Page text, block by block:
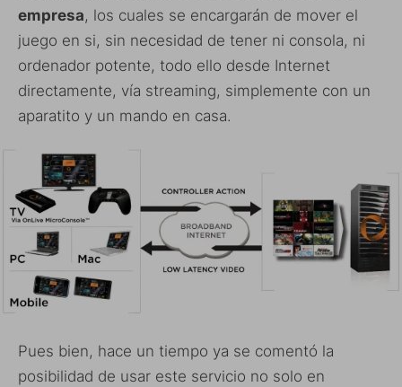
empresa, los cuales se encargarán de mover el
juego en si, sin necesidad de tener ni consola, ni
ordenador potente, todo ello desde Internet
directamente, vía streaming, simplemente con un
aparatito y un mando en casa.
Pues bien, hace un tiempo ya se comentó la
posibilidad de usar este servicio no solo en